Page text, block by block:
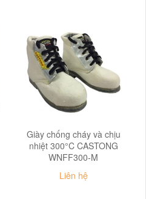
Giày chống cháy và chịu
nhiệt 300°C CASTONG
WNFF300-M
Liên hệ